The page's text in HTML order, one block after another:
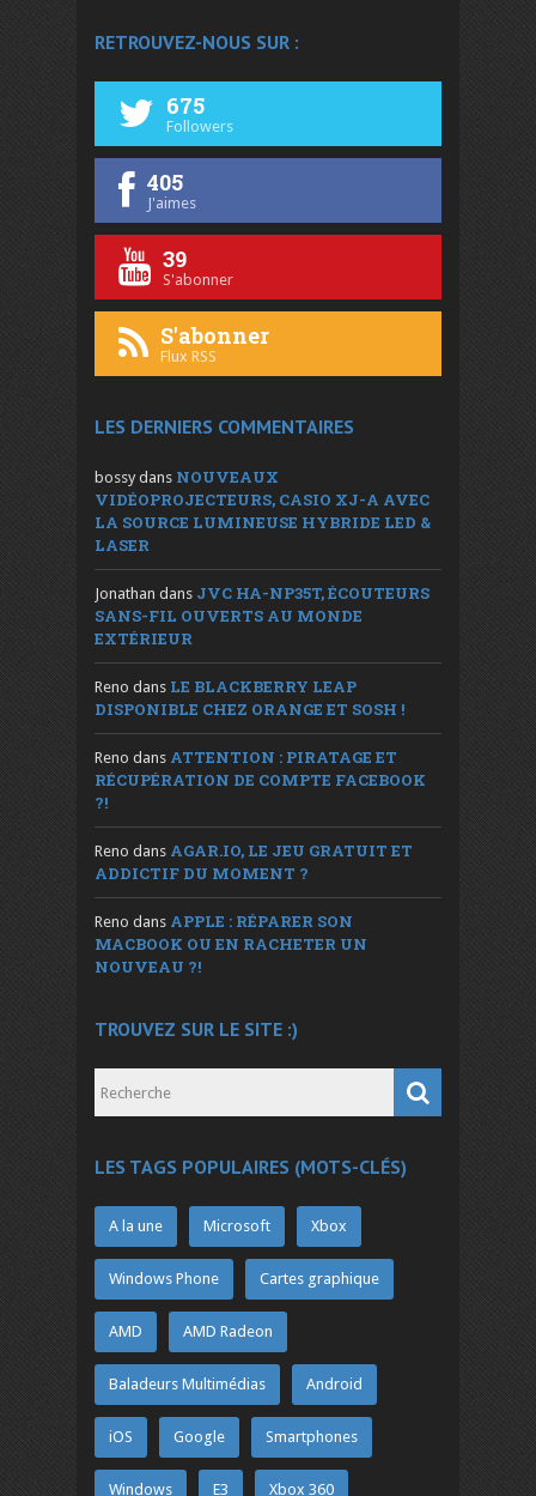
RETROUVEZ-NOUS SUR :
675
Followers
405
J'aimes
39
S'abonner
S'abonner
Flux RSS
LES DERNIERS COMMENTAIRES
bossy dans NOUVEAUX
VIDÉOPROJECTEURS, CASIO XJ-A AVEC
LA SOURCE LUMINEUSE HYBRIDE LED &
LASER
Jonathan dans JVC HA-NP35T, ÉCOUTEURS
SANS-FIL OUVERTS AU MONDE
EXTÉRIEUR
Reno dans LE BLACKBERRY LEAP
DISPONIBLE CHEZ ORANGE ET SOSH !
Reno dans ATTENTION : PIRATAGE ET
RÉCUPÉRATION DE COMPTE FACEBOOK
?!
Reno dans AGAR.IO, LE JEU GRATUIT ET
ADDICTIF DU MOMENT ?
Reno dans APPLE : RÉPARER SON
MACBOOK OU EN RACHETER UN
NOUVEAU ?!
TROUVEZ SUR LE SITE :)
LES TAGS POPULAIRES (MOTS-CLÉS)
A la une Microsoft Xbox
Windows Phone Cartes graphique
AMD AMD Radeon
Baladeurs Multimédias Android
iOS Google Smartphones
Windows E3 Xbox 360